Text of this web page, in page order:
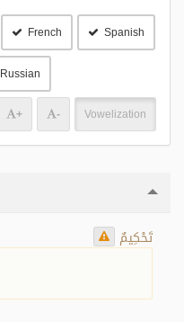
French Spanish
Russian
+ - Vowelization
تَحْكِيمٌ